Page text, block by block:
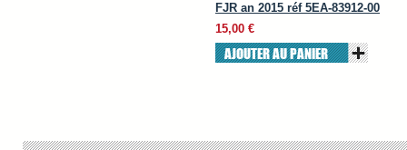
FJR an 2015 réf 5EA-83912-00
15,00 €
AJOUTER AU PANIER